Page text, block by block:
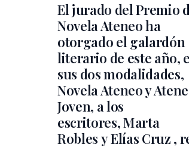
El jurado del Premio
Novela Ateneo ha
otorgado el galardón
literario de este año,
sus dos modalidades,
Novela Ateneo y
Joven, a los
escritores, Marta
Robles y Elías Cruz ,